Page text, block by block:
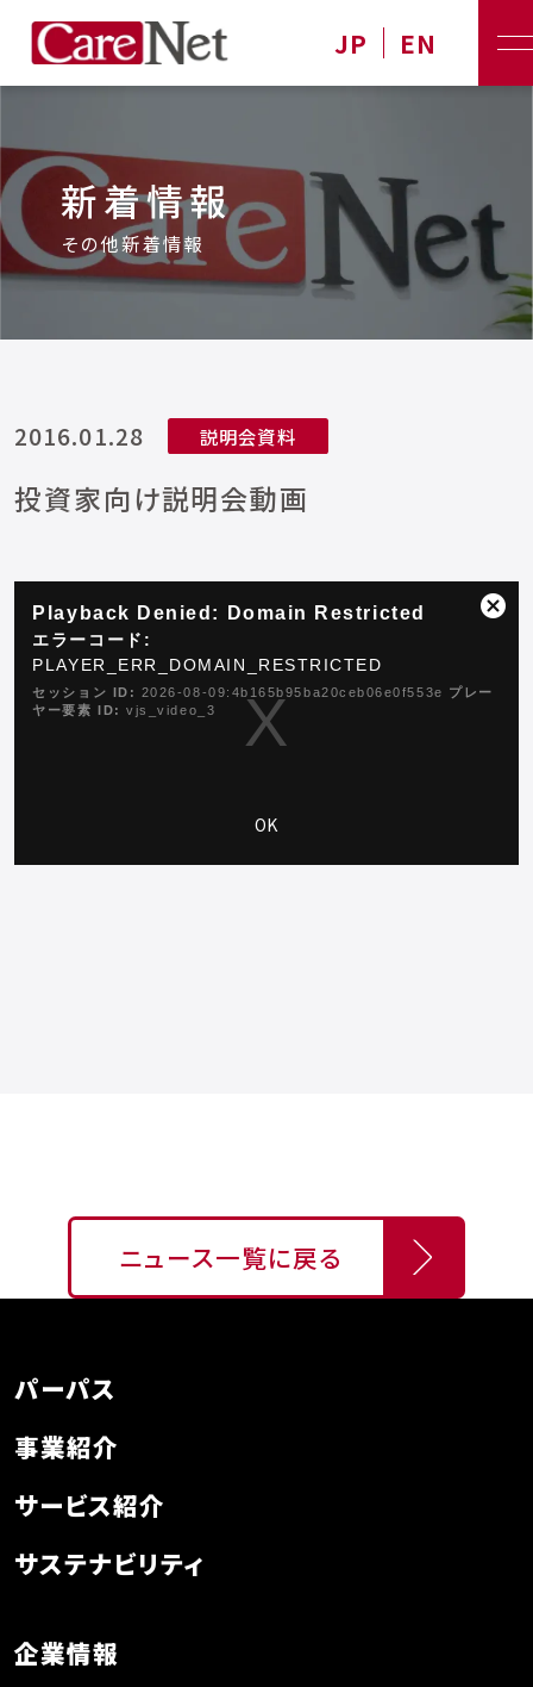
JP EN
新着情報
その他新着情報
2016.01.28 説明会資料
投資家向け説明会動画
modal
Playback Denied: Domain Restricted
エラーコード:
PLAYER_ERR_DOMAIN_RESTRICTED
セッション ID: 2026-08-09:4b165b95ba20ceb06e0f553e プレー
ヤー要素 ID: vjs_video_3
OK
ダ
閉
ニュース一覧に戻る
パーパス
事業紹介
サービス紹介
サステナビリティ
企業情報